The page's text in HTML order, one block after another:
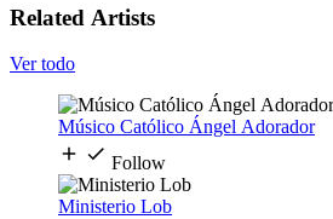
Related Artists
Ver todo
Músico Católico Ángel Adorador
Follow
Ministerio Lob